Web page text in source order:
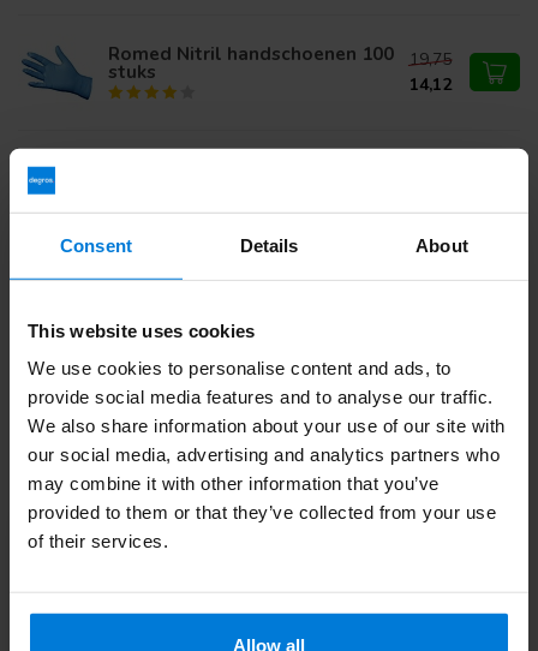
Consent Details About
This website uses cookies
We use cookies to personalise content and ads, to
provide social media features and to analyse our traffic.
We also share information about your use of our site with
our social media, advertising and analytics partners who
may combine it with other information that you’ve
provided to them or that they’ve collected from your use
of their services.
Allow all
Romed Nitril handschoenen 100
stuks
19,75
14,12
Of heb je hulp nodig bij je bestelling? Neem contact op via
mail met onze
Klantenservice +31 (0)30 203 59 02
Recent bekeken